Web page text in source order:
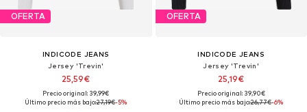
OFERTA
INDICODE JEANS
Jersey 'Trevin'
25,59€
Precio original: 39,99€
Último precio más bajo:27,19€-5%
OFERTA
INDICODE JEANS
Jersey 'Trevin'
25,19€
Precio original: 39,90€
Último precio más bajo:26,77€-6%